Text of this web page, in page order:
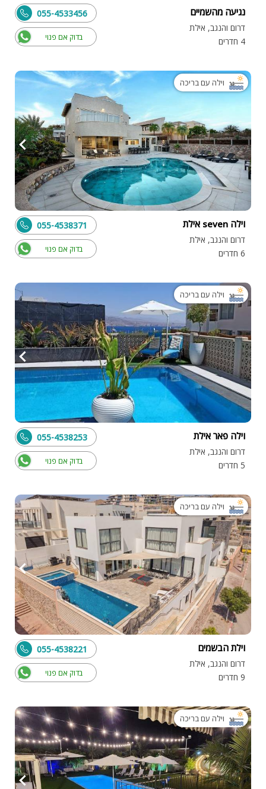
נגיעה מהשמיים
דרום והנגב, אילת
4 חדרים
בדוק אם פנוי
055-4533456
וילה עם בריכה
וילה seven אילת
דרום והנגב, אילת
6 חדרים
בדוק אם פנוי
055-4538371
וילה עם בריכה
וילה פאר אילת
דרום והנגב, אילת
5 חדרים
בדוק אם פנוי
055-4538253
וילה עם בריכה
וילת הבשמים
דרום והנגב, אילת
9 חדרים
בדוק אם פנוי
055-4538221
וילה עם בריכה